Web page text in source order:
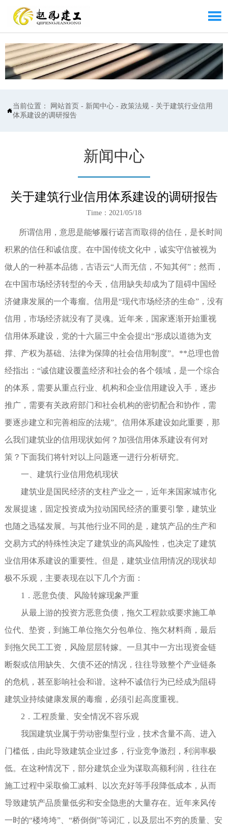


当前位置： 网站首页 - 新闻中心 -政策法规 - 关于建筑行业信用
体系建设的调研报告
新闻中心
关于建筑行业信用体系建设的调研报告
Time：2021/05/18
所谓信用，意思是能够履行诺言而取得的信任，是长时间
积累的信任和诚信度。在中国传统文化中，诚实守信被视为
做人的一种基本品德，古语云“人而无信，不知其何”；然而，
在中国市场经济转型的今天，信用缺失却成为了阻碍中国经
济健康发展的一个毒瘤。信用是“现代市场经济的生命”，没有
信用，市场经济就没有了灵魂。近年来，国家逐渐开始重视
信用体系建设，党的十六届三中全会提出“形成以道德为支
撑、产权为基础、法律为保障的社会信用制度”。**总理也曾
经指出：“诚信建设覆盖经济和社会的各个领域，是一个综合
的体系，需要从重点行业、机构和企业信用建设入手，逐步
推广，需要有关政府部门和社会机构的密切配合和协作，需
要逐步建立和完善相应的法规”。信用体系建设如此重要，那
么我们建筑业的信用现状如何？加强信用体系建设有何对
策？下面我们将针对以上问题逐一进行分析研究。
一、建筑行业信用危机现状
建筑业是国民经济的支柱产业之一，近年来国家城市化
发展提速，固定投资成为拉动国民经济的重要引擎，建筑业
也随之迅猛发展。与其他行业不同的是，建筑产品的生产和
交易方式的特殊性决定了建筑业的高风险性，也决定了建筑
业信用体系建设的重要性。但是，建筑业信用情况的现状却
极不乐观，主要表现在以下几个方面：
1．恶意负债、风险转嫁现象严重
从最上游的投资方恶意负债，拖欠工程款或要求施工单
位代、垫资，到施工单位拖欠分包单位、拖欠材料商，最后
到拖欠民工工资，风险层层转嫁。一旦其中一方出现资金链
断裂或信用缺失、欠债不还的情况，往往导致整个产业链条
的危机，甚至影响社会和谐。这种不诚信行为已经成为阻碍
建筑业持续健康发展的毒瘤，必须引起高度重视。
2．工程质量、安全情况不容乐观
我国建筑业属于劳动密集型行业，技术含量不高、进入
门槛低，由此导致建筑企业过多，行业竞争激烈，利润率极
低。在这种情况下，部分建筑企业为谋取高额利润，往往在
施工过程中采取偷工减料、以次充好等手段降低成本，从而
导致建筑产品质量低劣和安全隐患的大量存在。近年来风传
一时的“楼垮垮”、“桥倒倒”等词汇，以及层出不穷的质量、安